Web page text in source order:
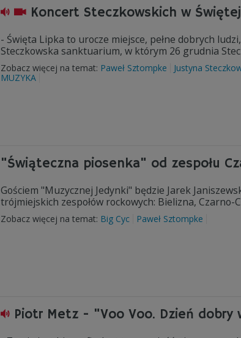
Koncert Steczkowskich w
- Święta Lipka to urocze miejsce, pełne dobrych
Steczkowska sanktuarium, w którym 26 grudnia
Zobacz więcej na temat: Paweł Sztompke Justyna
MUZYKA
"Świąteczna piosenka" od zespołu
Gościem "Muzycznej Jedynki" będzie Jarek
trójmiejskich zespołów rockowych: Bielizna, Czarno-
Zobacz więcej na temat: Big Cyc Paweł Sztompke
Piotr Metz - "Voo Voo. Dzień dobry